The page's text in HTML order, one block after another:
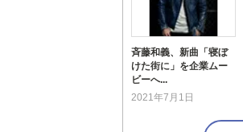
斉藤和義、新曲「寝ぼ
けた街に」を企業ムー
ビーへ...
2021年7月1日